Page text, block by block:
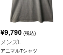
¥9,790(税込)
メンズL
アニマルTシャツ